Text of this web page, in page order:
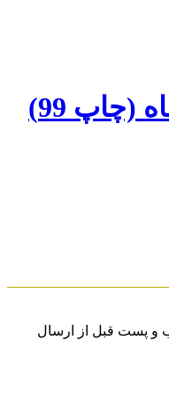
99)
و پست قبل از ارسال